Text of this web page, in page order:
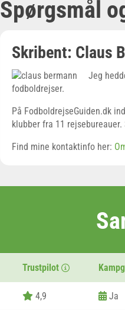
Spørgsmål
Skribent: Claus
Jeg
fodboldrejser.
På FodboldrejseGuiden.dk
klubber fra 11
Find mine kontaktinfo her:
Trustpilot
4,9 Ja